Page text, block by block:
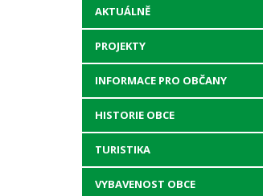
AKTUÁLNĚ
PROJEKTY
INFORMACE PRO OBČANY
HISTORIE OBCE
TURISTIKA
VYBAVENOST OBCE